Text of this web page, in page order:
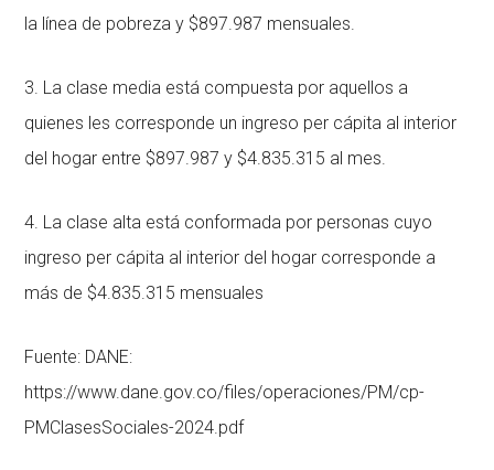
la línea de pobreza y $897.987 mensuales.
3. La clase media está compuesta por aquellos a
quienes les corresponde un ingreso per cápita al interior
del hogar entre $897.987 y $4.835.315 al mes.
4. La clase alta está conformada por personas cuyo
ingreso per cápita al interior del hogar corresponde a
más de $4.835.315 mensuales
Fuente: DANE:
https://www.dane.gov.co/files/operaciones/PM/cp-
PMClasesSociales-2024.pdf